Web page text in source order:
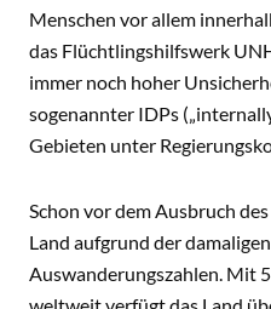
Menschen vor allem
das Flüchtlingshilfswerk
immer noch hoher
sogenannter IDPs
Gebieten unter
Schon vor dem Ausbruch
Land aufgrund der
Auswanderungszahlen. Mit